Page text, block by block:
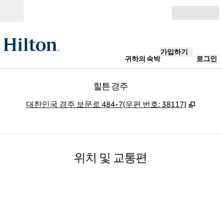
귀하의 숙박
가입하기
로그인
힐튼 경주
대한민국 경주 보문로 484-7(우편 번호: 38117) ,
위치 및 교통편